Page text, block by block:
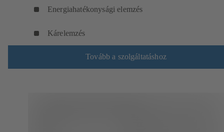
Energiahatékonysági elemzés
Kárelemzés
Tovább a szolgáltatáshoz